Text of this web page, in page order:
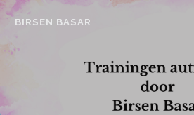
Skip
content
BIRSEN BASAR